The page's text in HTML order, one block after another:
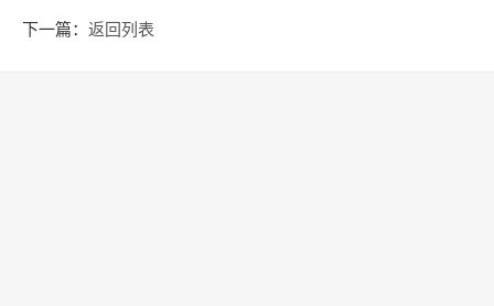
下一篇： 返回列表